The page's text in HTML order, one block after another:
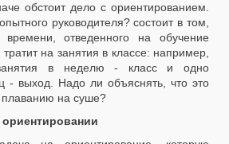
обстоит дело с ориентированием.
руководителя? состоит в том,
отведенного на обучение
на занятия в классе: например,
в неделю - класс и одно
- выход. Надо ли объяснять, что это
на суше?